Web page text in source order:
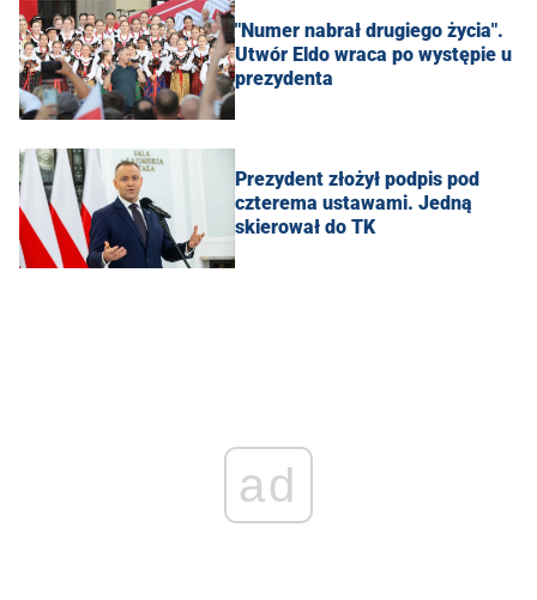
"Numer nabrał drugiego życia".
Utwór Eldo wraca po występie u
prezydenta
Prezydent złożył podpis pod
czterema ustawami. Jedną
skierował do TK
ad